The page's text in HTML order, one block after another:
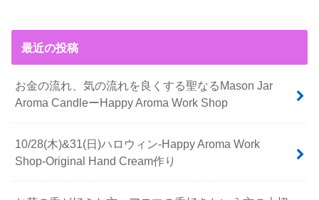
最近の投稿
お金の流れ、気の流れを良くする聖なるMason Jar
Aroma CandleーHappy Aroma Work Shop
10/28(木)&31(日)ハロウィン-Happy Aroma Work
Shop-Original Hand Cream作り